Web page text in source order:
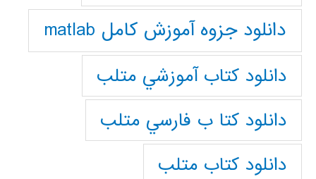
دانلود جزوه آموزش کامل matlab
دانلود كتاب آموزشي متلب
دانلود كتا ب فارسي متلب
دانلود كتاب متلب